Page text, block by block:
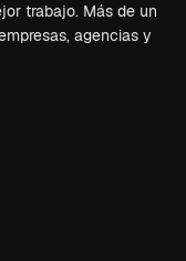
trabajo. Más de un
agencias y